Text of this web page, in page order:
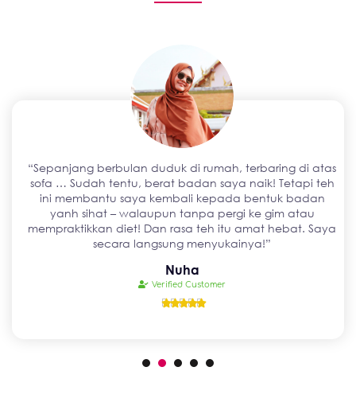
“Sepanjang berbulan duduk di rumah, terbaring di atas
sofa … Sudah tentu, berat badan saya naik! Tetapi teh
ini membantu saya kembali kepada bentuk badan
yanh sihat – walaupun tanpa pergi ke gim atau
mempraktikkan diet! Dan rasa teh itu amat hebat. Saya
secara langsung menyukainya!”
Nuha
Verified Customer
    